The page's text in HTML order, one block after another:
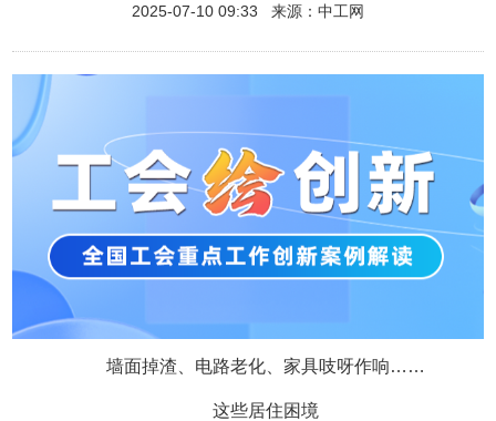
2025-07-10 09:33 来源： 中工网
墙面掉渣、电路老化、家具吱呀作响……
这些居住困境